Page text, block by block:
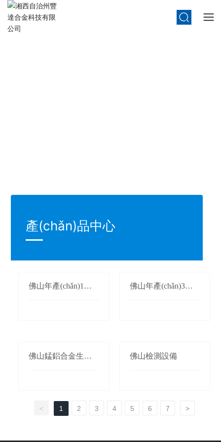
產(chǎn)品中心
佛山年產(chǎn)1萬
佛山年產(chǎn)3萬
佛山錳鋁合金生產(c
佛山檢測設備
< 1 2 3 4 5 6 7 >